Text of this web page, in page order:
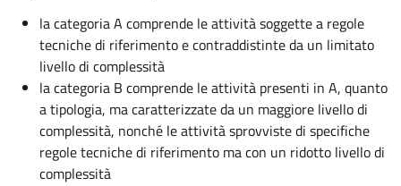
la categoria A comprende le attività soggette a regole
tecniche di riferimento e contraddistinte da un limitato
livello di complessità
la categoria B comprende le attività presenti in A, quanto
a tipologia, ma caratterizzate da un maggiore livello di
complessità, nonché le attività sprovviste di specifiche
regole tecniche di riferimento ma con un ridotto livello di
complessità